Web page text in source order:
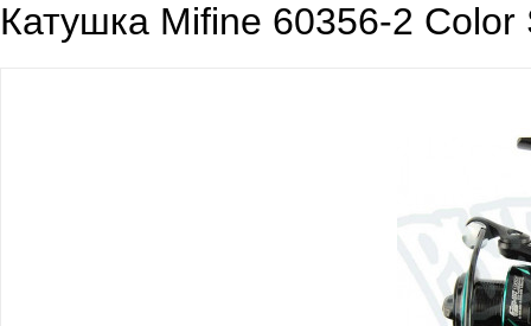
Катушка Mifine 60356-2 Color